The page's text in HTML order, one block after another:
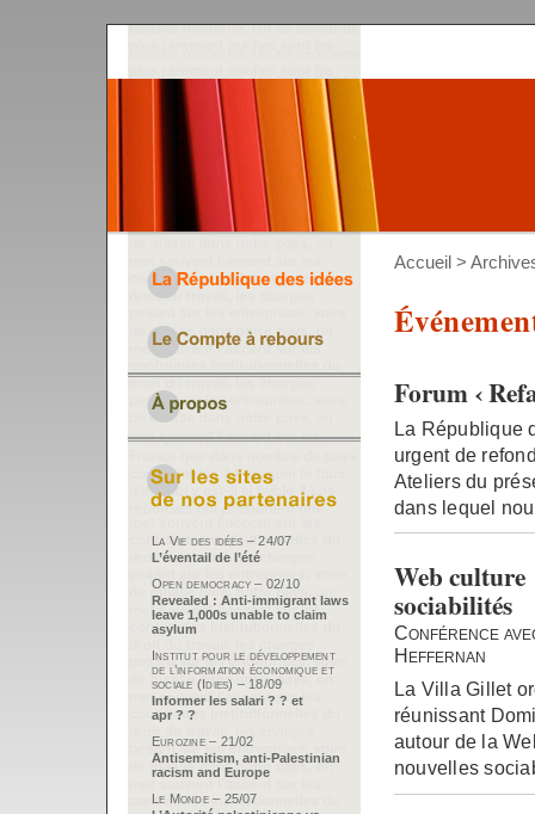
Accueil >
Forum ‹
La République
urgent de
Ateliers du
dans lequel
Web culture
sociabilités
Conférence
Heffernan
La Villa Gillet
réunissant
autour de la
nouvelles
La Vie des idées – 24/07
L’éventail de l’été
Open democracy – 02/10
Revealed : Anti-immigrant laws
leave 1,000s unable to claim
asylum
Institut pour le développement
de l’information économique et
sociale (Idies) – 18/09
Informer les salari ? ? et
apr ? ?
Eurozine – 21/02
Antisemitism, anti-Palestinian
racism and Europe
Le Monde – 25/07